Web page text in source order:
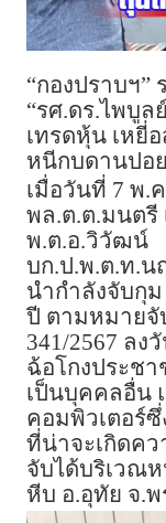
“กองปราบฯ
“รศ.ดร.ไพบู
เทรดหุ้น เหยี่
หนีกบดานปอ
เมื่อวันที่ 7 พ.
พล.ต.ต.มนตรี
พ.ต.อ.วิวัฒน์
บก.ป.พ.ต.ท.น
นำกำลังจับกุม
ปี ตามหมายจั
341/2567 ลง
ฉ้อโกงประช
เป็นบุคคลอื่น
คอมพิวเตอร์
ที่น่าจะเกิดค
จับได้บริเวณ
หีบ อ.อุทัย จ.